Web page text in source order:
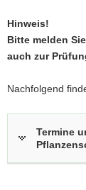
n
Hinweis!
Bitte melden
auch zur
Nachfolgend
Termine